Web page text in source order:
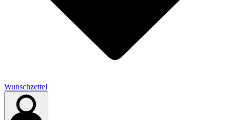
Wunschzettel